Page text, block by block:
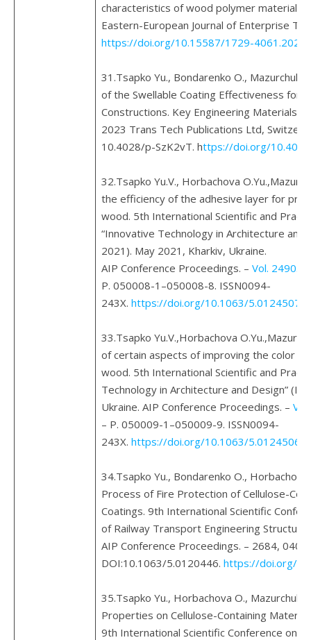
characteristics of wood polymer material
Eastern-European Journal of Enterprise
https://doi.org/10.15587/1729-
31.Tsapko Yu., Bondarenko O., Mazurchuk
of the Swellable Coating Effectiveness for
Constructions. Key Engineering Materials.
2023 Trans Tech Publications Ltd,
10.4028/p-SzK2vT. https://doi.org/
32.Tsapko Yu.V., Horbachova
the efficiency of the adhesive layer for
wood. 5th International Scientific and
“Innovative Technology in Architecture and
2021). May 2021, Kharkiv, Ukraine.
AIP Conference Proceedings. – Vol. 2490. –
Р. 050008-1–050008-8. ISSN0094-
243X. https://doi.org/10.1063/5.0124507
33.Tsapko Yu.V.,Horbachova
of certain aspects of improving the color
wood. 5th International Scientific and
Technology in Architecture and Design”
Ukraine. AIP Conference Proceedings. –
– Р. 050009-1–050009-9. ISSN0094-
243X. https://doi.org/10.1063/5.0124506
34.Tsapko Yu., Bondarenko O.,
Process of Fire Protection of Cellulose-
Coatings. 9th International Scientific
of Railway Transport Engineering
AIP Conference Proceedings. – 2684,
DOI:10.1063/5.0120446. https://doi.org/
35.Tsapko Yu., Horbachova O., Mazurchuk
Properties on Cellulose-Containing
9th International Scientific Conference on